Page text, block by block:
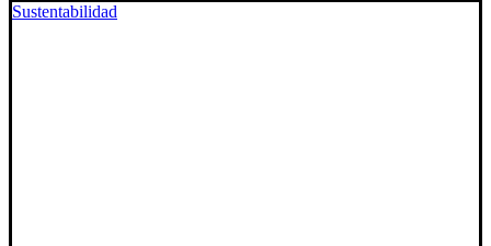
Sustentabilidad